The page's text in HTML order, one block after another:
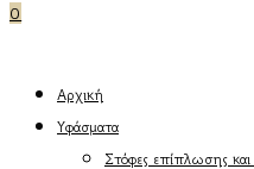
0
Αρχική
Υφάσματα
Στόφες επίπλωσης